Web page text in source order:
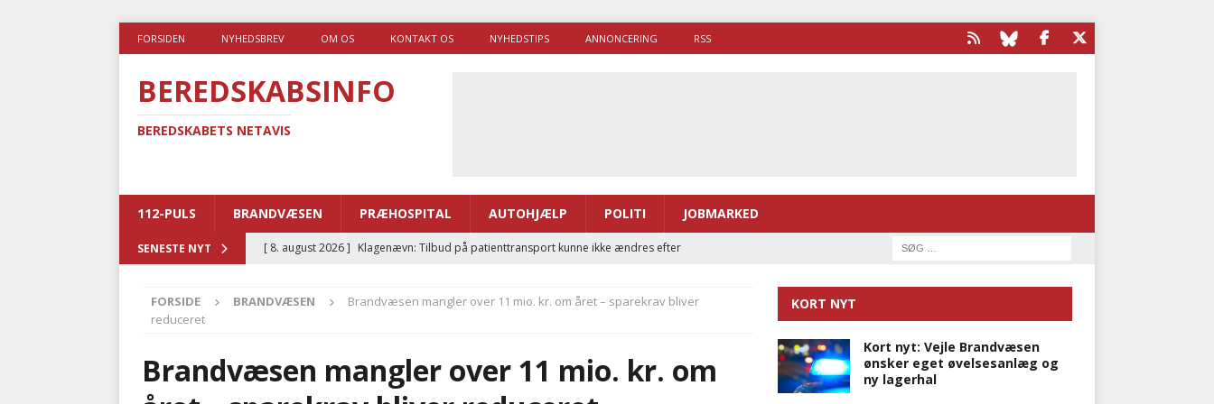
FORSIDEN NYHEDSBREV OM OS KONTAKT OS NYHEDSTIPS ANNONCERING RSS
BEREDSKABSINFO
BEREDSKABETS NETAVIS
112-PULS BRANDVÆSEN PRÆHOSPITAL AUTOHJÆLP POLITI JOBMARKED
SENESTE NYT [ 8. august 2026 ] Klagenævn: Tilbud på patienttransport kunne ikke ændres efter
[ 7. august 2026 ] Branche kræver at beskyttelseskøretøjer bliver lovpligtige ved arbejde i
[ 6. august 2026 ] Brandvæsenernes gennemsnitlige responstid steg med 9 sekunder i 2025
BRANDVÆSEN
FORSIDE BRANDVÆSEN
Brandvæsen mangler over 11 mio. kr. om året – sparekrav bliver
reduceret
Brandvæsen mangler over 11 mio. kr. om
KORT NYT
Kort nyt: Vejle Brandvæsen
ønsker eget øvelsesanlæg og
ny lagerhal